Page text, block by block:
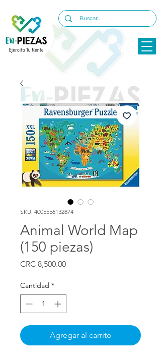
SKU: 4005556132874
Animal World Map
(150 piezas)
CRC 8,500.00Precio
Cantidad *
Agregar al carrito